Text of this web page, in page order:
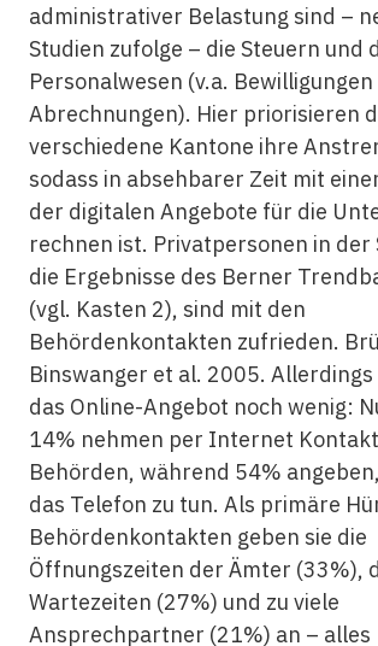
administrativer Belastung sind –
Studien zufolge – die Steuern und
Personalwesen (v.a. Bewilligungen
Abrechnungen). Hier priorisieren
verschiedene Kantone ihre
sodass in absehbarer Zeit mit
der digitalen Angebote für die
rechnen ist. Privatpersonen in der
die Ergebnisse des Berner
(vgl. Kasten 2), sind mit den
Behördenkontakten zufrieden.
Binswanger et al. 2005. Allerdings
das Online-Angebot noch wenig:
14% nehmen per Internet
Behörden, während 54%
das Telefon zu tun. Als primäre
Behördenkontakten geben sie die
Öffnungszeiten der Ämter (33%),
Wartezeiten (27%) und zu viele
Ansprechpartner (21%) an – alles